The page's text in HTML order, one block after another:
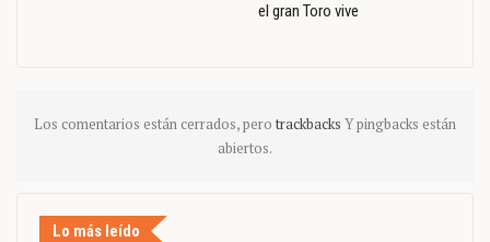
el gran Toro vive
Los comentarios están cerrados, pero trackbacks Y pingbacks están
abiertos.
Lo más leído